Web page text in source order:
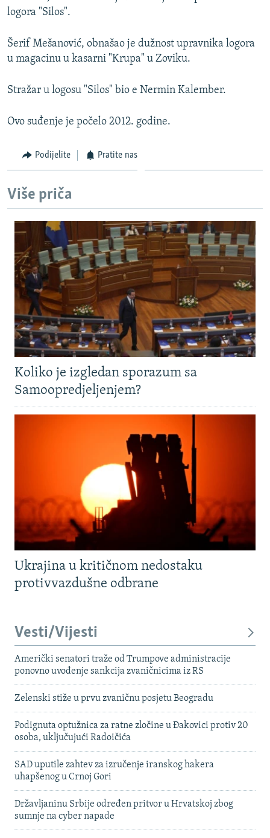
logora "Silos".
Šerif Mešanović, obnašao je dužnost upravnika logora
u magacinu u kasarni "Krupa" u Zoviku.
Stražar u logosu "Silos" bio e Nermin Kalember.
Ovo suđenje je počelo 2012. godine.
Podijelite Pratite nas
Više priča
Koliko je izgledan sporazum sa
Samoopredjeljenjem?
Ukrajina u kritičnom nedostaku
protivvazdušne odbrane
Vesti/Vijesti
Američki senatori traže od Trumpove administracije
ponovno uvođenje sankcija zvaničnicima iz RS
Zelenski stiže u prvu zvaničnu posjetu Beogradu
Podignuta optužnica za ratne zločine u Đakovici protiv 20
osoba, uključujući Radoičića
SAD uputile zahtev za izručenje iranskog hakera
uhapšenog u Crnoj Gori
Državljaninu Srbije određen pritvor u Hrvatskoj zbog
sumnje na cyber napade